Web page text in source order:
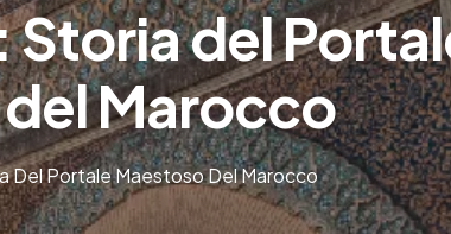
Storia del
Marocco
Del Portale Maestoso Del Marocco